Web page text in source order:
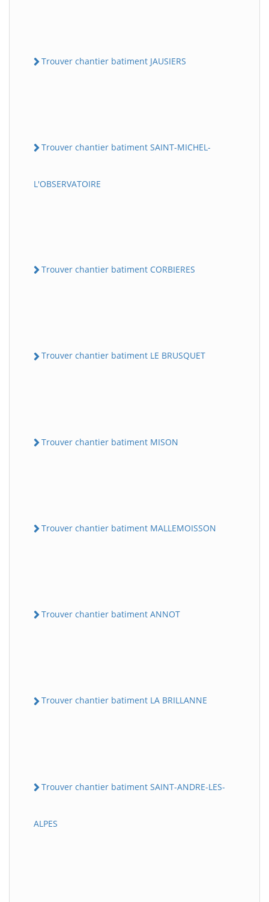
Trouver chantier batiment JAUSIERS
Trouver chantier batiment SAINT-MICHEL-
L'OBSERVATOIRE
Trouver chantier batiment CORBIERES
Trouver chantier batiment LE BRUSQUET
Trouver chantier batiment MISON
Trouver chantier batiment MALLEMOISSON
Trouver chantier batiment ANNOT
Trouver chantier batiment LA BRILLANNE
Trouver chantier batiment SAINT-ANDRE-LES-
ALPES